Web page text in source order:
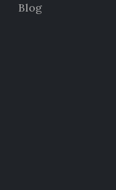
Blog